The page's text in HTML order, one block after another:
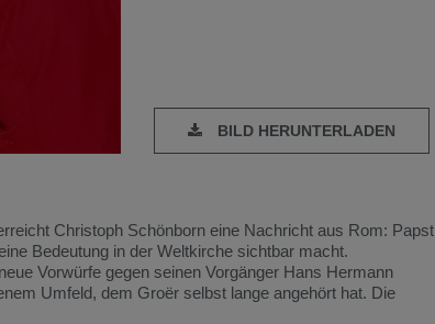
BILD HERUNTERLADEN
Christoph Schönborn eine Nachricht aus Rom: Papst
Bedeutung in der Weltkirche sichtbar macht.
neue Vorwürfe gegen seinen Vorgänger Hans Hermann
Umfeld, dem Groër selbst lange angehört hat. Die